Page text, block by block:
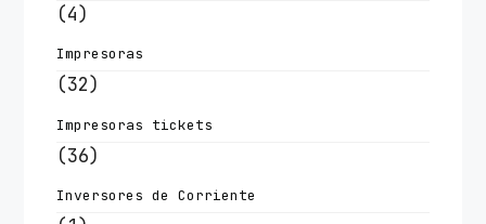
(4)
Impresoras
(32)
Impresoras tickets
(36)
Inversores de Corriente